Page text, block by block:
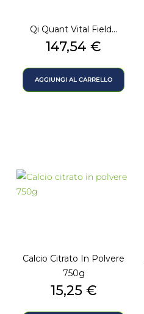
Qi Quant Vital Field...
Prezzo
147,54 €
AGGIUNGI AL CARRELLO
Calcio Citrato In Polvere
750g
Prezzo
15,25 €